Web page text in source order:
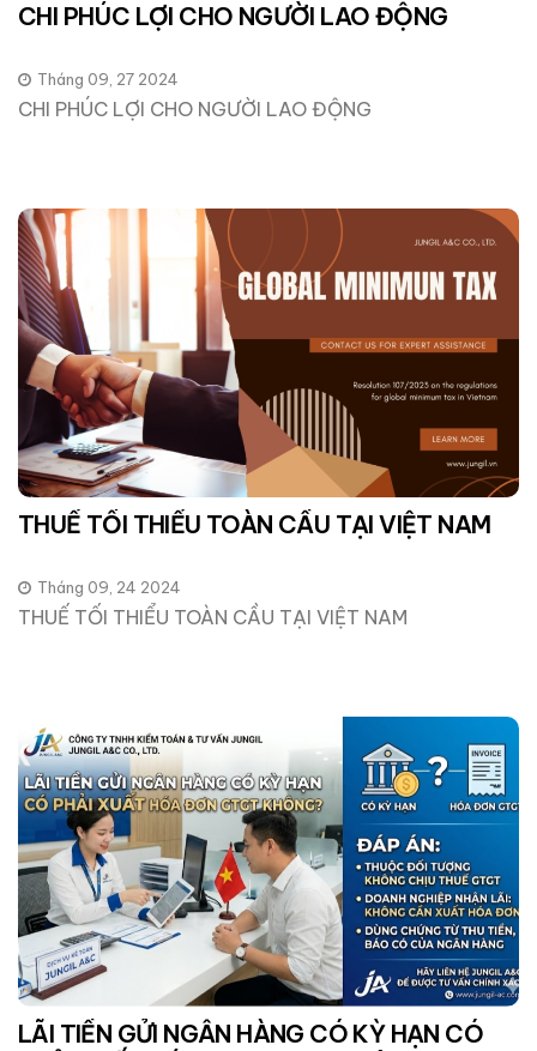
CHI PHÚC LỢI CHO NGƯỜI LAO ĐỘNG
Tháng 09, 27 2024
CHI PHÚC LỢI CHO NGƯỜI LAO ĐỘNG
THUẾ TỐI THIỂU TOÀN CẦU TẠI VIỆT NAM
Tháng 09, 24 2024
THUẾ TỐI THIỂU TOÀN CẦU TẠI VIỆT NAM
LÃI TIỀN GỬI NGÂN HÀNG CÓ KỲ HẠN CÓ